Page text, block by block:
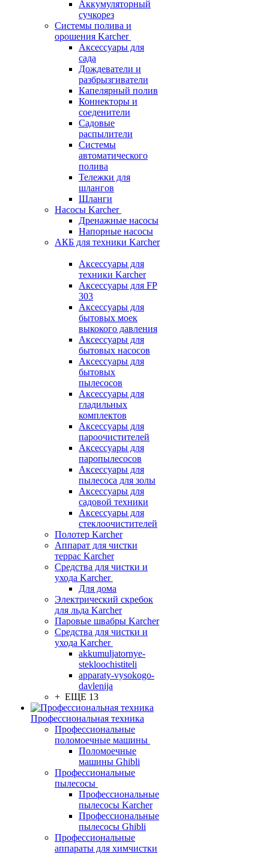
Аккумуляторный
сучкорез
Системы полива и
орошения Karcher
Аксессуары для
сада
Дождеватели и
разбрызгиватели
Капелярный полив
Коннекторы и
соеденители
Садовые
распылители
Системы
автоматического
полива
Тележки для
шлангов
Шланги
Насосы Karcher
Дренажные насосы
Напорные насосы
АКБ для техники Karcher
Аксессуары для
техники Karcher
Аксессуары для FP
303
Аксессуары для
бытовых моек
выкокого давления
Аксессуары для
бытовых насосов
Аксессуары для
бытовых
пылесосов
Аксессуары для
гладильных
комплектов
Аксессуары для
пароочистителей
Аксессуары для
паропылесосов
Аксессуары для
пылесоса для золы
Аксессуары для
садовой техники
Аксессуары для
стеклоочистителей
Полотер Karcher
Аппарат для чистки
террас Karcher
Средства для чистки и
ухода Karcher
Для дома
Электрический скребок
для льда Karcher
Паровые швабры Karcher
Средства для чистки и
ухода Karcher
akkumuljatornye-
stekloochistiteli
apparaty-vysokogo-
davlenija
+ ЕЩЕ 13
Профессиональная техника
Профессиональные
поломоечные машины
Поломоечные
машины Ghibli
Профессиональные
пылесосы
Профессиональные
пылесосы Karcher
Профессиональные
пылесосы Ghibli
Профессиональные
аппараты для химчистки